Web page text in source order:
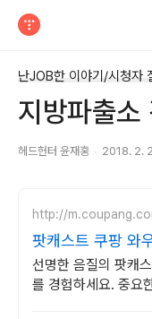
난JOB한 이야기/시청자
지방파출소
헤드헌터 윤재홍 2018. 2.
http://
팟캐스트 쿠팡 와
선명한 음질의 팟캐
를 경험하세요. 중요